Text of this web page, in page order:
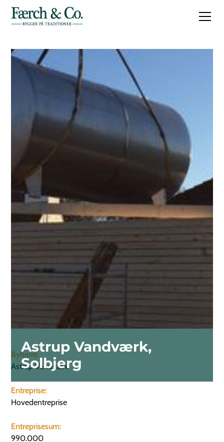
Astrup Vandværk,
Solbjerg
Byherre:
Astrup Vandværk
Entreprise:
Hovedentreprise
Entreprisesum:
990.000